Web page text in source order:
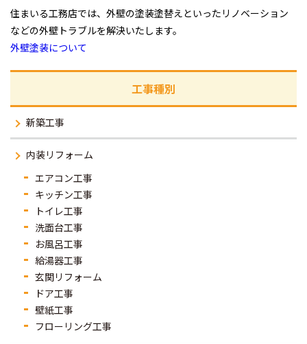
住まいる工務店では、外壁の塗装塗替えといったリノベーション
などの外壁トラブルを解決いたします。
外壁塗装について
工事種別
新築工事
内装リフォーム
エアコン工事
キッチン工事
トイレ工事
洗面台工事
お風呂工事
給湯器工事
玄関リフォーム
ドア工事
壁紙工事
フローリング工事